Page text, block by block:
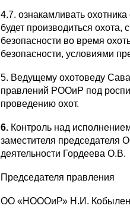
4.7. ознакамливать охотника
будет производиться охота,
безопасности во время
безопасности, условиями
5. Ведущему охотоведу
правлений РООиР под
проведению охот.
6. Контроль над
заместителя
деятельности Гордеева О.В.
Председателя правления
ОО «НОООиР» Н.И.